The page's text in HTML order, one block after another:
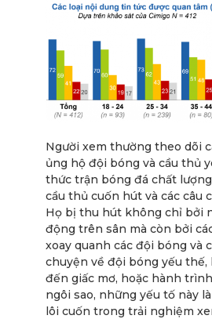
Người xem thường theo dõi
ủng hộ đội bóng và cầu thủ
thức trận bóng đá chất
cầu thủ cuốn hút và các câu
Họ bị thu hút không chỉ bởi
động trên sân mà còn bởi
xoay quanh các đội bóng và
chuyện về đội bóng yếu
đến giấc mơ, hoặc hành
ngôi sao, những yếu tố này
lôi cuốn trong trải nghiệm